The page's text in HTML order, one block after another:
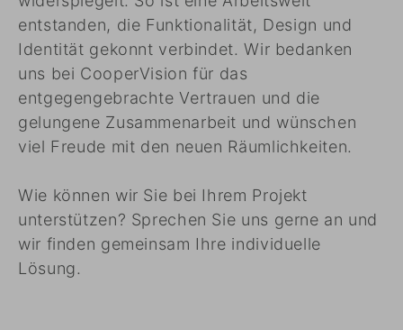
entstanden, die Funktionalität, Design und
Identität gekonnt verbindet. Wir bedanken
uns bei CooperVision für das
entgegengebrachte Vertrauen und die
gelungene Zusammenarbeit und wünschen
viel Freude mit den neuen Räumlichkeiten.
Wie können wir Sie bei Ihrem Projekt
unterstützen? Sprechen Sie uns gerne an und
wir finden gemeinsam Ihre individuelle
Lösung.